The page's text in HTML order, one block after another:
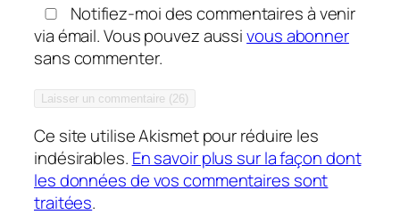
Notifiez-moi des commentaires à venir
via émail. Vous pouvez aussivous abonner
sans commenter.
Ce site utilise Akismet pour réduire les
indésirables. En savoir plus sur la façon dont
les données de vos commentaires sont
traitées.